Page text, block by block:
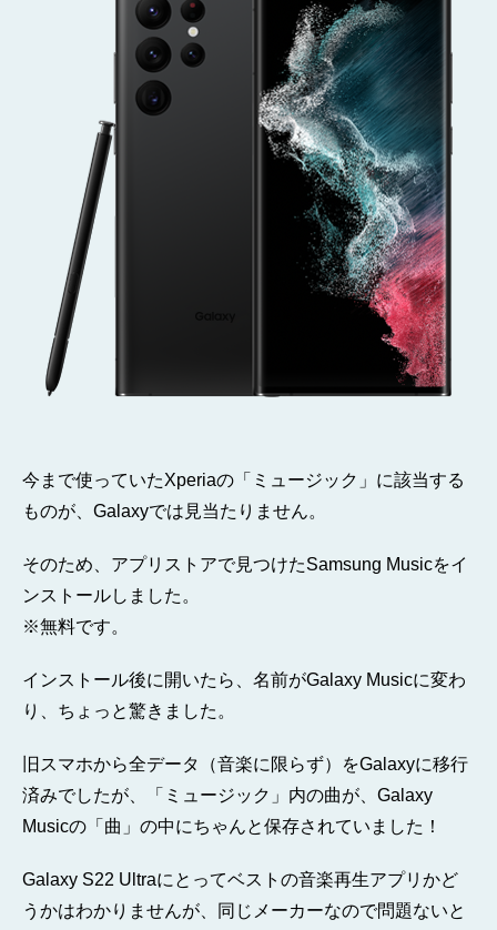
み
し
た
そ
今まで使っていたXperiaの「ミュージック」に該当する
ものが、Galaxyでは見当たりません。
そのため、アプリストアで見つけたSamsung Musicをイ
ンストールしました。
※無料です。
インストール後に開いたら、名前がGalaxy Musicに変わ
り、ちょっと驚きました。
旧スマホから全データ（音楽に限らず）をGalaxyに移行
済みでしたが、「ミュージック」内の曲が、Galaxy
Musicの「曲」の中にちゃんと保存されていました！
Galaxy S22 Ultraにとってベストの音楽再生アプリかど
うかはわかりませんが、同じメーカーなので問題ないと